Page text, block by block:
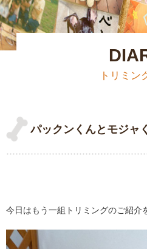
トリミン
パックンくんとモジャ
今日はもう一組トリミングのご紹介